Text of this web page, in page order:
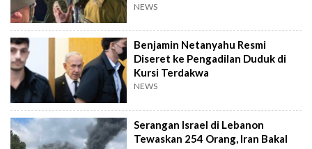
NEWS
Benjamin Netanyahu Resmi
Diseret ke Pengadilan Duduk di
Kursi Terdakwa
NEWS
Serangan Israel di Lebanon
Tewaskan 254 Orang, Iran Bakal